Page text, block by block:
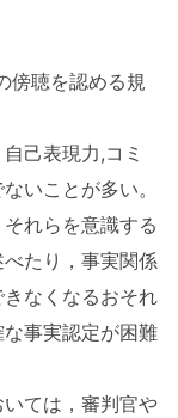
聴を認める規
己表現力,コミ
いことが多い。
れらを意識する
たり，事実関係
なくなるおそれ
事実認定が困難
ては，審判官や